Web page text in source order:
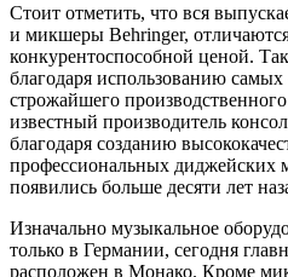
Стоит отметить, что вся
и микшеры Behringer,
конкурентоспособной ценой.
благодаря использованию
строжайшего
известный производитель
благодаря созданию
профессиональных диджейских
появились больше десяти лет
Изначально музыкальное
только в Германии, сегодня
расположен в Монако. Кроме